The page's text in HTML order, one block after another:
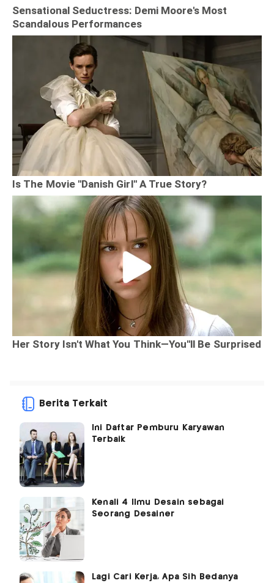
Berita Terkait
Ini Daftar Pemburu Karyawan
Terbaik
Kenali 4 Ilmu Desain sebagai
Seorang Desainer
Lagi Cari Kerja, Apa Sih Bedanya